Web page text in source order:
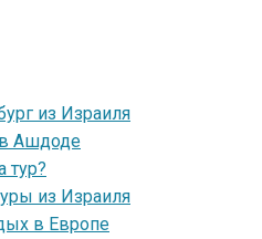
из Израиля
в Ашдоде
тур?
из Израиля
в Европе